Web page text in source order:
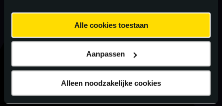
Alle cookies toestaan
Aanpassen
Alleen noodzakelijke cookies